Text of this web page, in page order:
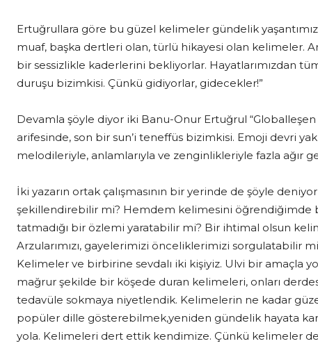
Ertuğrullara göre bu güzel kelimeler gündelik
muaf, başka dertleri olan, türlü hikayesi olan kelimeler.
bir sessizlikle kaderlerini bekliyorlar. Hayatlarımızdan
duruşu bizimkisi. Çünkü gidiyorlar, gidecekler!”
Devamla şöyle diyor iki Banu-Onur Ertuğrul
arifesinde, son bir sun’i teneffüs bizimkisi. Emoji devri
melodileriyle, anlamlarıyla ve zenginlikleriyle fazla ağır
İki yazarın ortak çalışmasının bir yerinde de şöyle
şekillendirebilir mi? Hemdem kelimesini öğrendiğimde
tatmadığı bir özlemi yaratabilir mi? Bir ihtimal olsun
Arzularımızı, gayelerimizi önceliklerimizi sorgulatabilir
Kelimeler ve birbirine sevdalı iki kişiyiz. Ulvi bir amaçla
mağrur şekilde bir köşede duran kelimeleri, onları
tedavüle sokmaya niyetlendik. Kelimelerin ne kadar
popüler dille gösterebilmek,yeniden gündelik hayata
yola. Kelimeleri dert ettik kendimize. Çünkü kelimeler